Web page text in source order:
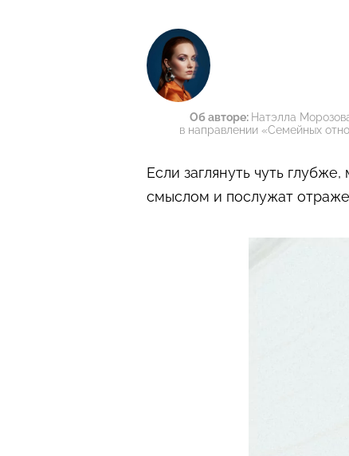
Об авторе: Натэлла
в направлении «Семейных
Если заглянуть чуть
смыслом и послужат